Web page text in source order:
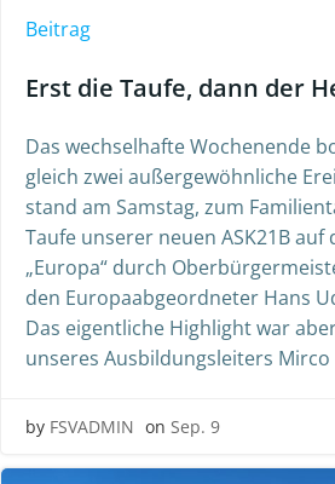
Beitrag
Erst die Taufe, dann der
Das wechselhafte Wochenende
gleich zwei außergewöhnliche
stand am Samstag, zum
Taufe unserer neuen ASK21B auf
„Europa“ durch
den Europaabgeordneter Hans
Das eigentliche Highlight war
unseres Ausbildungsleiters
by FSVADMIN on Sep. 9